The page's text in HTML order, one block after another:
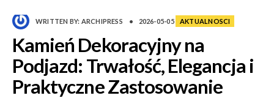
WRITTEN BY: ARCHIPRESS • 2026-05-05 AKTUALNOSCI
Kamień Dekoracyjny na
Podjazd: Trwałość, Elegancja i
Praktyczne Zastosowanie